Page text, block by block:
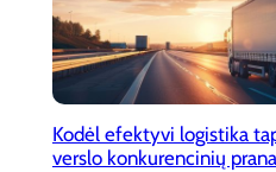
Kodėl efektyvi logistika
verslo konkurencinių